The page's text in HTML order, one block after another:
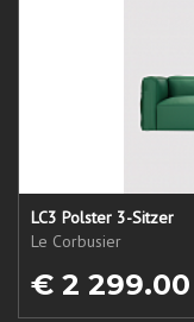
LC3 Polster 3-Sitzer
Le Corbusier
€ 2 299.00